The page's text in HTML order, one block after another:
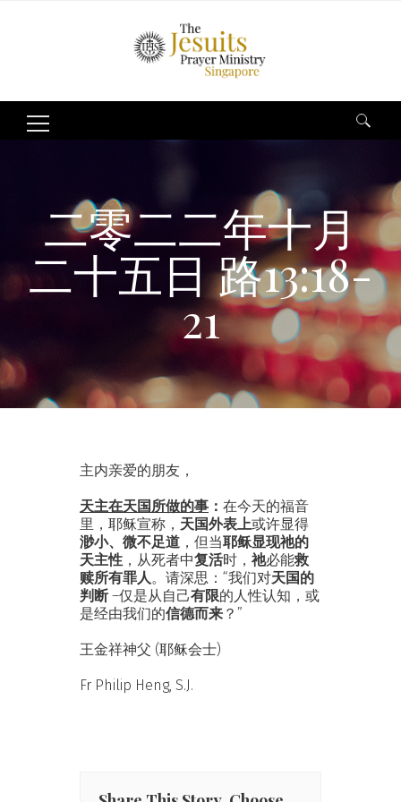
Search
二零二二年十月
二十五日 路13:18-
21
主内亲爱的朋友，
天主在天国所做的事 ： 在今天的福音
里，耶稣宣称， 天国外表上或许显得
渺小、微不足道 ，但当耶稣显现祂的
天主性 ，从死者中复活时， 祂必能救
赎所有罪人。请深思：“我们对天国的
判断 –仅是从自己有限的人性认知，或
是经由我们的信德而来 ？”
王金祥神父 (耶稣会士)
Fr Philip Heng, S.J.